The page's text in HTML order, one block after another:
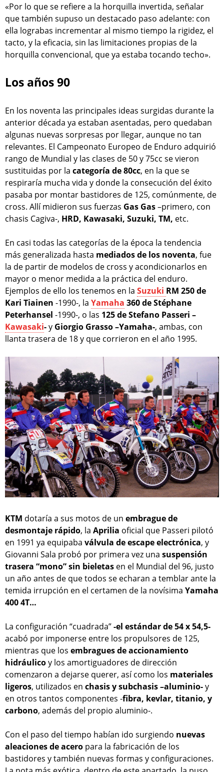
«Por lo que se refiere a la horquilla invertida, señalar
que también supuso un destacado paso adelante: con
ella lograbas incrementar al mismo tiempo la rigidez, el
tacto, y la eficacia, sin las limitaciones propias de la
horquilla convencional, que ya estaba tocando techo».
Los años 90
En los noventa las principales ideas surgidas durante la
anterior década ya estaban asentadas, pero quedaban
algunas nuevas sorpresas por llegar, aunque no tan
relevantes. El Campeonato Europeo de Enduro adquirió
rango de Mundial y las clases de 50 y 75cc se vieron
sustituidas por la categoría de 80cc, en la que se
respiraría mucha vida y donde la consecución del éxito
pasaba por montar bastidores de 125, comúnmente, de
cross. Allí midieron sus fuerzas Gas Gas–primero, con
chasis Cagiva-, HRD, Kawasaki, Suzuki, TM, etc.
En casi todas las categorías de la época la tendencia
más generalizada hasta mediadosde los noventa, fue
la de partir de modelos de cross y acondicionarlos en
mayor o menor medida a la práctica del enduro.
Ejemplos de ello los tenemos en la Suzuki RM 250 de
Kari Tiainen -1990-, la Yamaha 360 de Stéphane
Peterhansel -1990-, o las 125 de Stefano Passeri –
Kawasaki-y Giorgio Grasso –Yamaha-, ambas, con
llanta trasera de 18 y que corrieron en el año 1995.
KTM dotaría a sus motos de un embrague de
desmontaje rápido, la Aprilia oficial que Passeri pilotó
en 1991 ya equipaba válvula de escape electrónica, y
Giovanni Sala probó por primera vez una suspensión
trasera “mono” sin bieletas en el Mundial del 96, justo
un año antes de que todos se echaran a temblar ante la
temida irrupción en el certamen de la novísima Yamaha
400 4T…
La configuración “cuadrada”-el estándar de 54 x 54,5-
acabó por imponerse entre los propulsores de 125,
mientras que los embragues de accionamiento
hidráulicoy los amortiguadores de dirección
comenzaron a dejarse querer, así como los materiales
ligeros, utilizados en chasis y subchasis –aluminio-y
en otros tantos componentes -fibra, kevlar, titanio, y
carbono, además del propio aluminio-.
Con el paso del tiempo habían ido surgiendo nuevas
aleaciones de acero para la fabricación de los
bastidores y también nuevas formas y configuraciones.